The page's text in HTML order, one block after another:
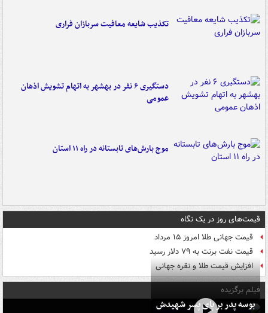
تکذیب شایعه معافیت سربازان فراری
دستگیری ۶ نفر در بهشهر به اتهام تشویش اذهان
عمومی
موج بارش‌های تابستانه در راه ۱۱ استان
قیمت‌های روز در یک نگاه
قیمت جهانی طلا امروز ۱۵ مرداد
قیمت نفت برنت به ۷۹ دلار رسید
افزایش قیمت طلا و نقره جهانی
فیلم برگزیده
بوسه‌ پدر بر پای پسر شهیدش